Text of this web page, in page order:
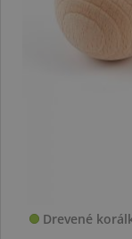
Drevené